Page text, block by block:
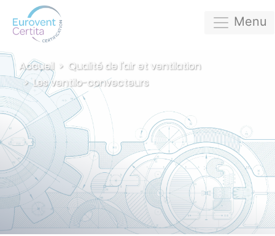
Menu
Accueil
Qualité de l'air et ventilation
Les ventilo-convecteurs